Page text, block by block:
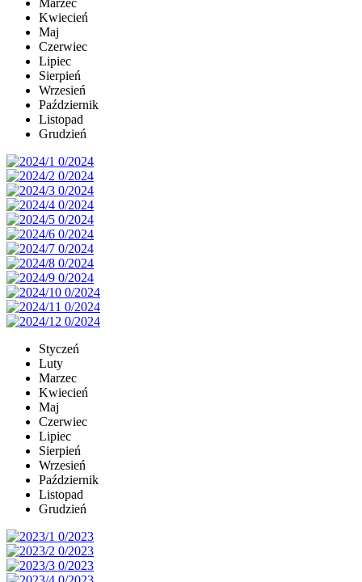
Marzec
Kwiecień
Maj
Czerwiec
Lipiec
Sierpień
Wrzesień
Październik
Listopad
Grudzień
Styczeń
Luty
Marzec
Kwiecień
Maj
Czerwiec
Lipiec
Sierpień
Wrzesień
Październik
Listopad
Grudzień